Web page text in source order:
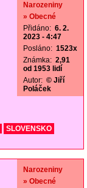
Narozeniny
» Obecné
Přidáno: 6. 2.
2023 - 4:47
Posláno: 1523x
Známka: 2,91
od 1953 lidí
Autor: © Jiří
Poláček
SLOVENSKO
Narozeniny
» Obecné